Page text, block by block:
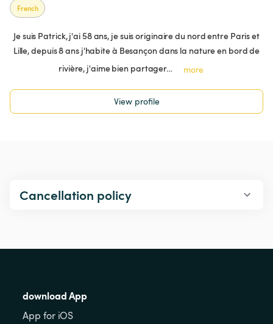
French
Je suis Patrick, j'ai 58 ans, je suis originaire du nord entre Paris et
Lille, depuis 8 ans j'habite à Besançon dans la nature en bord de
rivière, j'aime bien partager…
more
View profile
Cancellation policy
download App
App for iOS